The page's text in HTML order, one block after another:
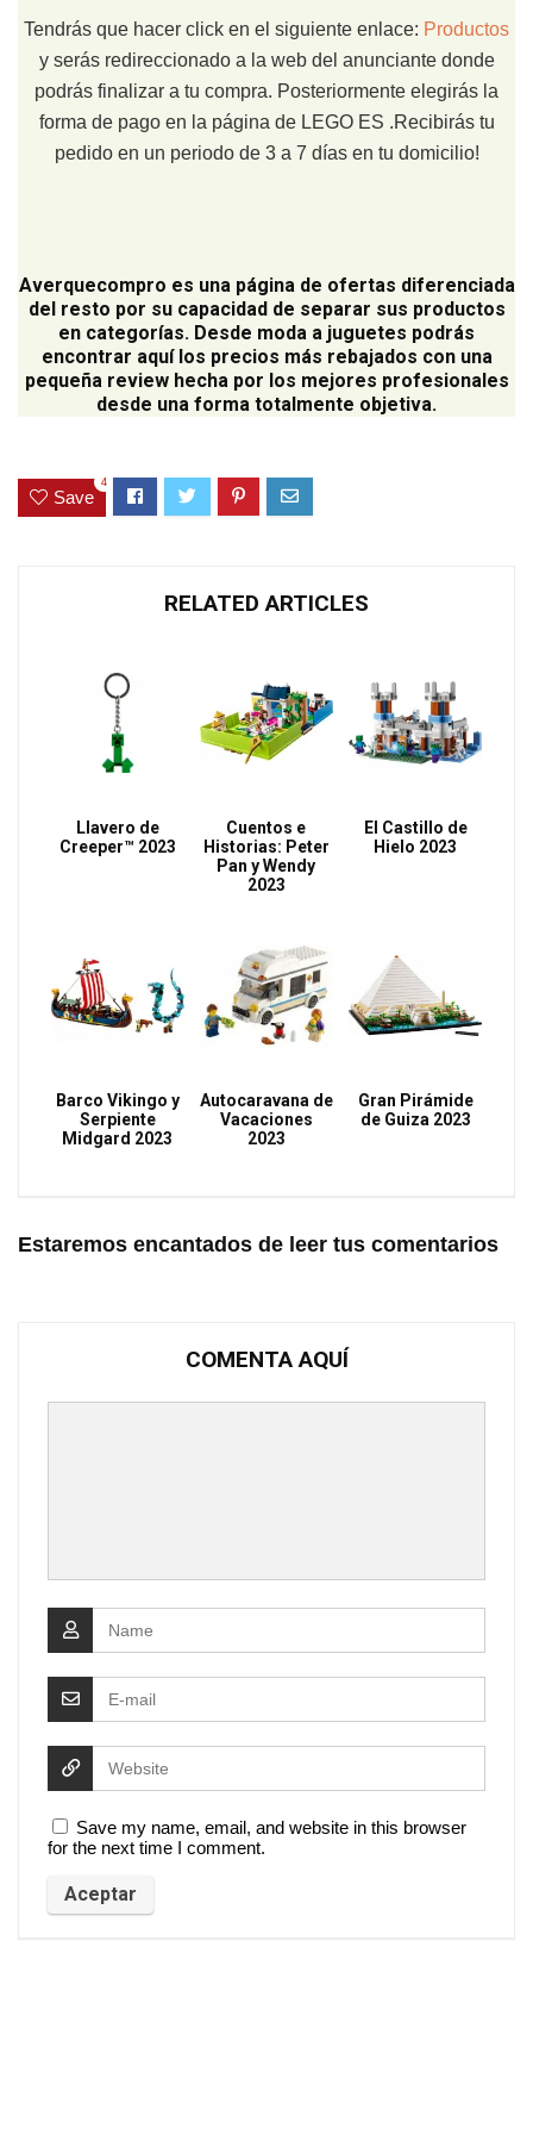
Tendrás que hacer click en el siguiente enlace: Productos
y serás redireccionado a la web del anunciante donde
podrás finalizar a tu compra. Posteriormente elegirás la
forma de pago en la página de LEGO ES .Recibirás tu
pedido en un periodo de 3 a 7 días en tu domicilio!
Averquecompro es una página de ofertas diferenciada
del resto por su capacidad de separar sus productos
en categorías. Desde moda a juguetes podrás
encontrar aquí los precios más rebajados con una
pequeña review hecha por los mejores profesionales
desde una forma totalmente objetiva.
Save
4
RELATED ARTICLES
Llavero de
Creeper™ 2023
Cuentos e
Historias: Peter
Pan y Wendy
2023
El Castillo de
Hielo 2023
Barco Vikingo y
Serpiente
Midgard 2023
Autocaravana de
Vacaciones
2023
Gran Pirámide
de Guiza 2023
Estaremos encantados de leer tus comentarios
COMENTA AQUÍ
Save my name, email, and website in this browser
for the next time I comment.